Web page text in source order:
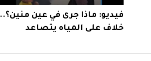
فيديو: ماذا جرى في عين منين؟..
خلاف على المياه يتصاعد